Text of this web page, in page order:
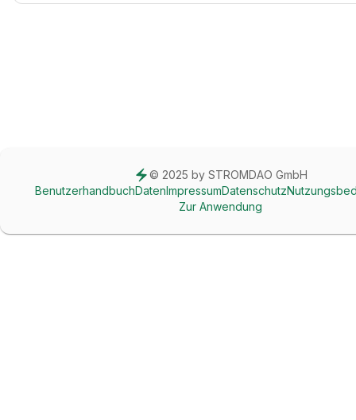
© 2025 by STROMDAO GmbH
BenutzerhandbuchDatenImpressumDatenschutz
Zur Anwendung